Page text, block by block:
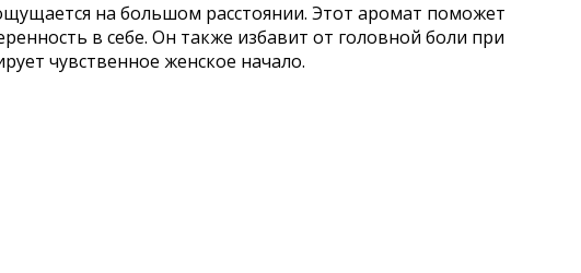
на большом расстоянии. Этот аромат поможет
в себе. Он также избавит от головной боли при
чувственное женское начало.